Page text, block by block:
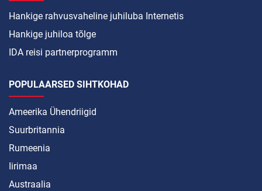
Hankige rahvusvaheline juhiluba Internetis
Hankige juhiloa tõlge
IDA reisi partnerprogramm
POPULAARSED SIHTKOHAD
Ameerika Ühendriigid
Suurbritannia
Rumeenia
Iirimaa
Austraalia